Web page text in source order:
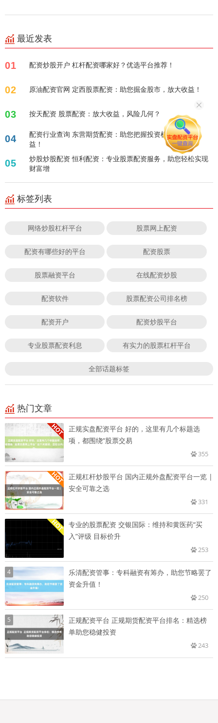
最近发表
01 配资炒股开户 杠杆配资哪家好？优选平台推荐！
02 原油配资官网 定西股票配资：助您掘金股市，放大收益！
03 按天配资 股票配资：放大收益，风险几何？
04
配资行业查询 东营期货配资：助您把握投资机遇，放大收
益！
05
炒股炒股配资 恒利配资：专业股票配资服务，助您轻松实现
财富增
标签列表
网络炒股杠杆平台 股票网上配资
配资有哪些好的平台 配资股票
股票融资平台 在线配资炒股
配资软件 股票配资公司排名榜
配资开户 配资炒股平台
专业股票配资利息 有实力的股票杠杆平台
全部话题标签
热门文章
正规实盘配资平台 好的，这里有几个标题选
项，都围绕“股票交易
355
正规杠杆炒股平台 国内正规外盘配资平台一览 |
安全可靠之选
331
专业的股票配资 交银国际：维持和黄医药“买
入”评级 目标价升
253
4
乐清配资管事：专科融资有筹办，助您节略罢了
资金升值！
250
5
正规配资平台 正规期货配资平台排名：精选榜
单助您稳健投资
243